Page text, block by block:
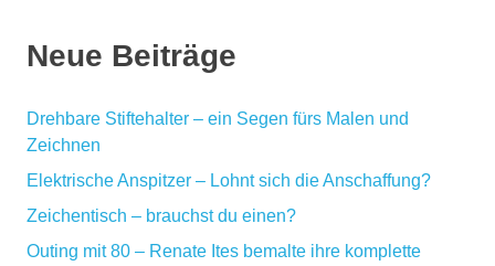
Neue Beiträge
Drehbare Stiftehalter – ein Segen fürs Malen und
Zeichnen
Elektrische Anspitzer – Lohnt sich die Anschaffung?
Zeichentisch – brauchst du einen?
Outing mit 80 – Renate Ites bemalte ihre komplette